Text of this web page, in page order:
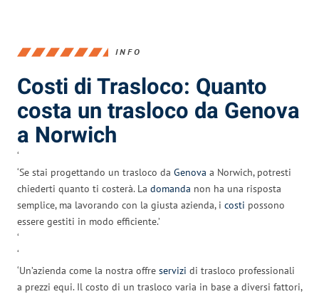
INFO
Costi di Trasloco: Quanto
costa un trasloco da Genova
a Norwich
‘
‘Se stai progettando un trasloco da Genova a Norwich, potresti
chiederti quanto ti costerà. La domanda non ha una risposta
semplice, ma lavorando con la giusta azienda, i costi possono
essere gestiti in modo efficiente.’
‘
‘
‘Un’azienda come la nostra offre servizi di trasloco professionali
a prezzi equi. Il costo di un trasloco varia in base a diversi fattori,